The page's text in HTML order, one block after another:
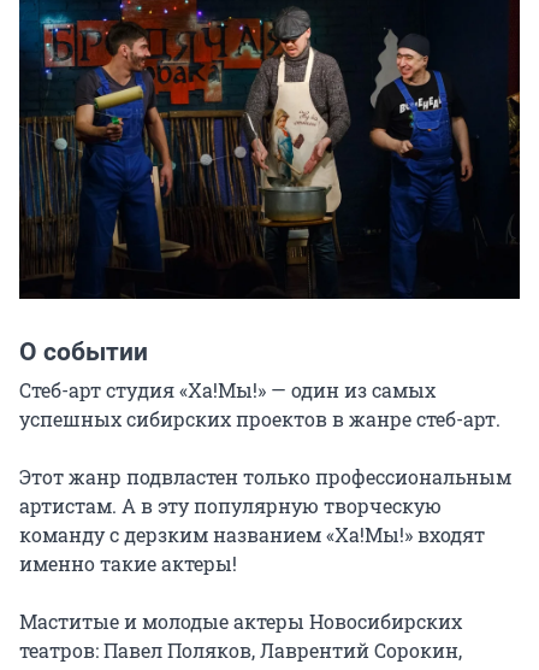
О событии
Стеб-арт студия «Ха!Мы!» — один из самых
успешных сибирских проектов в жанре стеб-арт.
Этот жанр подвластен только профессиональным
артистам. А в эту популярную творческую
команду с дерзким названием «Ха!Мы!» входят
именно такие актеры!
Маститые и молодые актеры Новосибирских
театров: Павел Поляков, Лаврентий Сорокин,